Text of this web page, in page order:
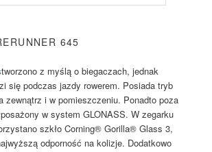
645
z myślą o biegaczach, jednak
się podczas jazdy rowerem. Posiada tryb
zewnątrz i w pomieszczeniu. Ponadto poza
w system GLONASS. W zegarku
szkło Corning® Gorilla® Glass 3,
odporność na kolizje. Dodatkowo